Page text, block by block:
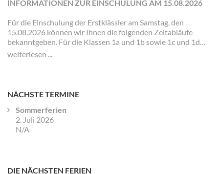
INFORMATIONEN ZUR EINSCHULUNG AM 15.08.2026
Für die Einschulung der Erstklässler am Samstag, den
15.08.2026 können wir Ihnen die folgenden Zeitabläufe
bekanntgeben. Für die Klassen 1a und 1b sowie 1c und 1d
gibt es jeweils eigene Zeiten und Veranstaltungen.
weiterlesen ...
NÄCHSTE TERMINE
Sommerferien
2. Juli 2026
N/A
DIE NÄCHSTEN FERIEN